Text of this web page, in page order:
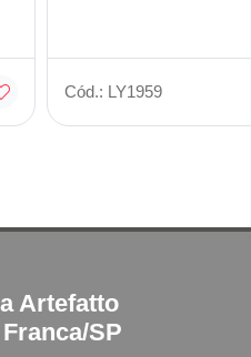
Cód.: LY1959
Artefatto
SP